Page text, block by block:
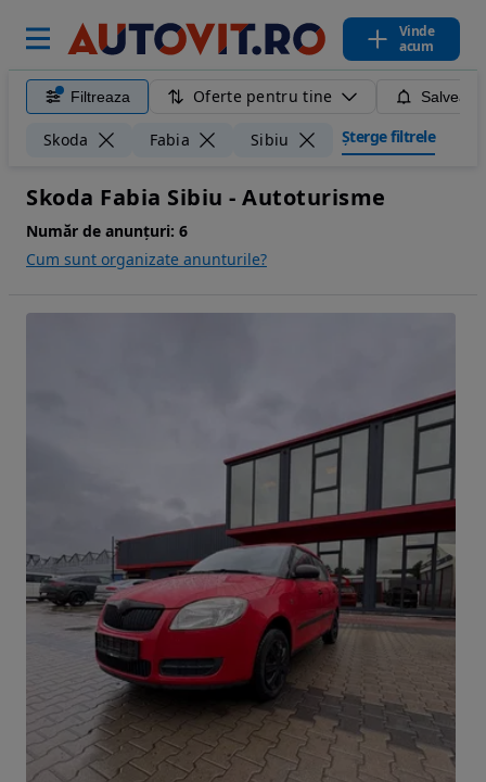
Vinde
acum
Filtreaza Oferte pentru tine
Skoda Fabia Sibiu Șterge filtrele
Skoda Fabia Sibiu - Autoturisme
Număr de anunțuri: 6
Cum sunt organizate anunturile?